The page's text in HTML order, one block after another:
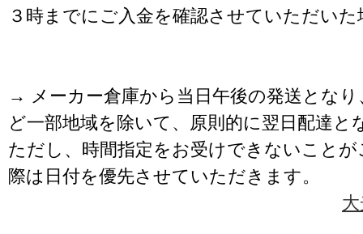
３時までにご入金を確認させていただいた
→ メーカー倉庫から当日午後の発送となり
ど一部地域を除いて、原則的に翌日配達と
ただし、時間指定をお受けできないこと
際は日付を優先させていただきます。